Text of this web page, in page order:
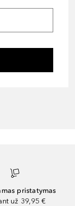
pristatymas
už 39,95 €